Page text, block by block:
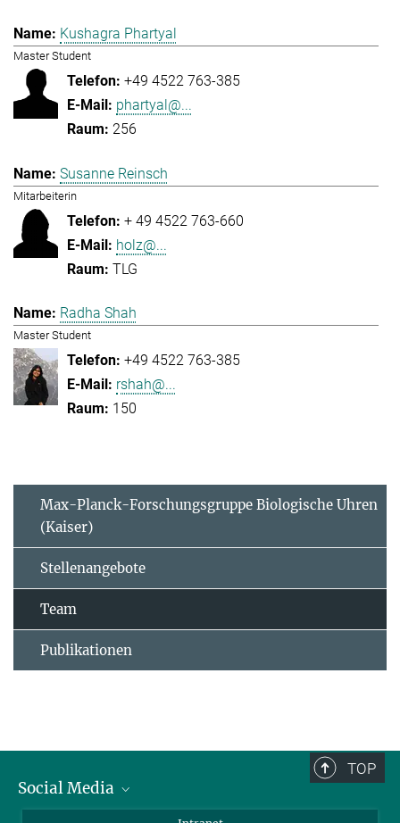
Kushagra Phartyal
Master Student
+49 4522 763-385
phartyal@...
256
Susanne Reinsch
Mitarbeiterin
+ 49 4522 763-660
holz@...
TLG
Radha Shah
Master Student
+49 4522 763-385
rshah@...
150
Max-Planck-Forschungsgruppe Biologische Uhren
(Kaiser)
Stellenangebote
Team
Publikationen
TOP
Social Media